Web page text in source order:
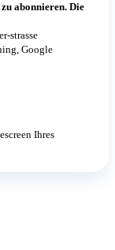
abonnieren. Die
strasse
Google
Ihres